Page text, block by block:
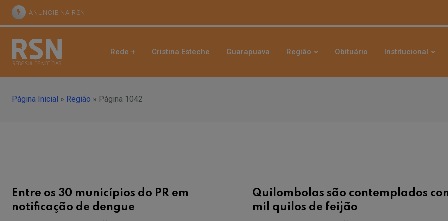
ANUNCIE NA RSN
Rede + Cristina Esteche Guarapuava Região Obituário Institucional
Página Inicial » Região » Página 1042
Entre os 30 municípios do PR em
notificação de dengue
Quilombolas são contemplados
mil quilos de feijão